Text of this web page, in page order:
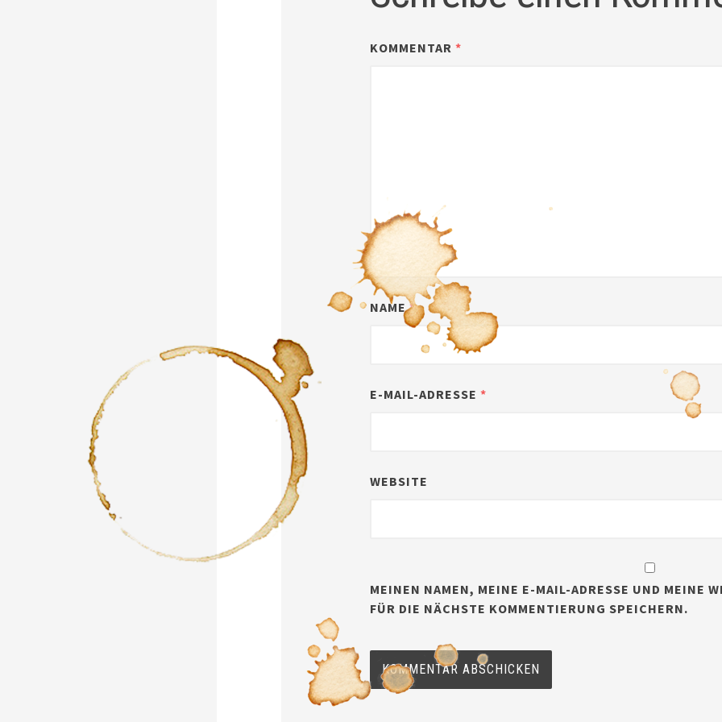
KOMMENTAR*
NAME*
E-MAIL-ADRESSE*
WEBSITE
MEINEN NAMEN, MEINE E-MAIL-ADRESSE UND MEINE
FÜR DIE NÄCHSTE KOMMENTIERUNG SPEICHERN.